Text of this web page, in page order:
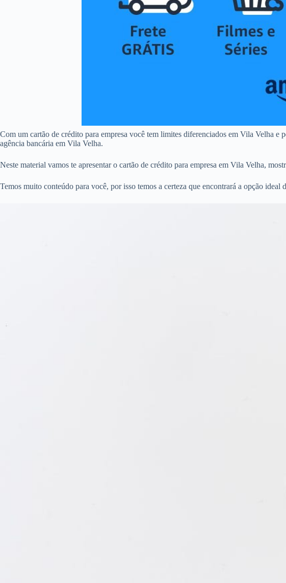
Com um cartão de crédito para empresa você tem limites diferenciados em Vila Velha e
agência bancária em Vila Velha.
Neste material vamos te apresentar o cartão de crédito para empresa em Vila Velha,
Temos muito conteúdo para você, por isso temos a certeza que encontrará a opção ideal